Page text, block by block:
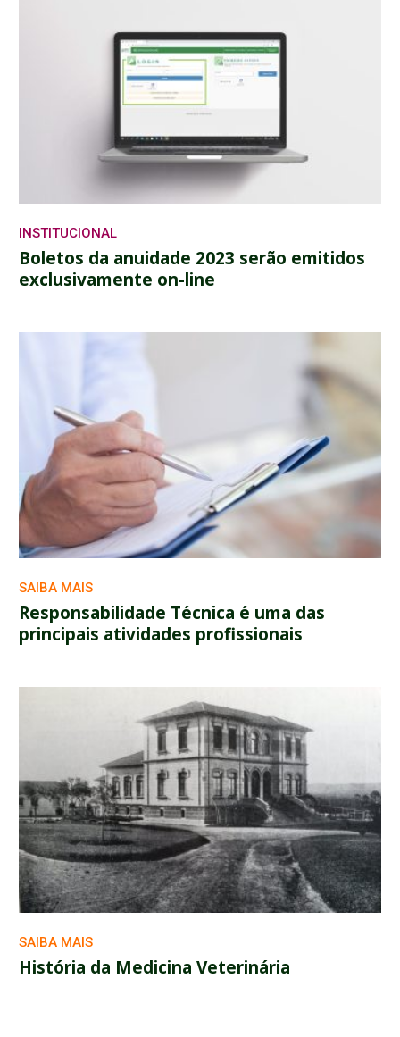
INSTITUCIONAL
Boletos da anuidade 2023 serão emitidos
exclusivamente on-line
SAIBA MAIS
Responsabilidade Técnica é uma das
principais atividades profissionais
SAIBA MAIS
História da Medicina Veterinária